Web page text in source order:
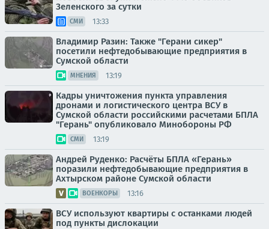
Зеленского за сутки
СМИ 13:33
Владимир Разин: Также "Герани сикер"
посетили нефтедобывающие предприятия в
Сумской области
МНЕНИЯ 13:19
Кадры уничтожения пункта управления
дронами и логистического центра ВСУ в
Сумской области российскими расчетами БПЛА
"Герань" опубликовало Минобороны РФ
СМИ 13:19
Андрей Руденко: Расчёты БПЛА «Герань»
поразили нефтедобывающие предприятия в
Ахтырском районе Сумской области
ВОЕНКОРЫ 13:16
ВСУ используют квартиры с останками людей
под пункты дислокации